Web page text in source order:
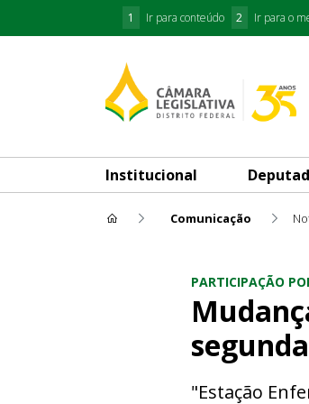
1 Ir para conteúdo 2 Ir para o
Institucional
Comunicação
PARTICIPAÇÃO
"Estação